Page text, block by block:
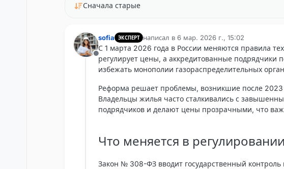
Сначала старые
Не в сети
sofia ЭКСПЕРТ написал в 6 мар. 2026 г., 15:02
отредактировано
С 1 марта 2026 года в России меняются правила
регулирует цены, а аккредитованные подрядчики
избежать монополии газораспределительных
Реформа решает проблемы, возникшие после
Владельцы жилья часто сталкивались с
подрядчиков и делают цены прозрачными, что
Что меняется в
Закон № 308-ФЗ вводит государственный контроль